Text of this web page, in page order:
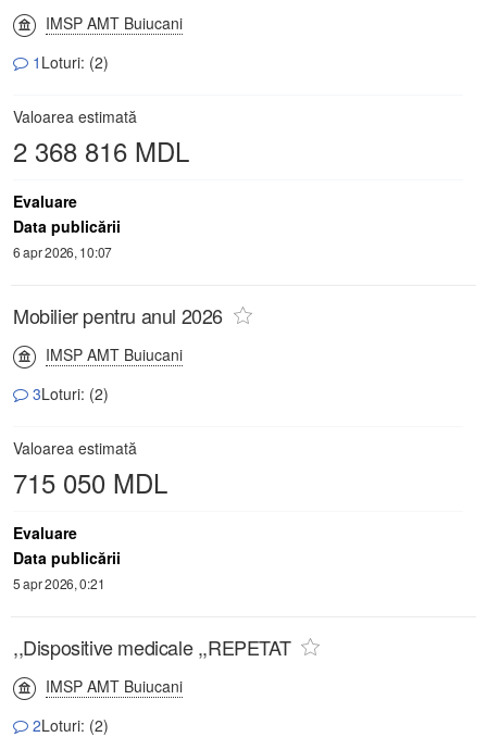
IMSP AMT Buiucani
1 Loturi: (2)
Valoarea estimată
2 368 816 MDL
Evaluare
Data publicării
6 apr 2026, 10:07
Mobilier pentru anul 2026
IMSP AMT Buiucani
3Loturi: (2)
Valoarea estimată
715 050 MDL
Evaluare
Data publicării
5 apr 2026, 0:21
,,Dispositive medicale ,,REPETAT
IMSP AMT Buiucani
2Loturi: (2)